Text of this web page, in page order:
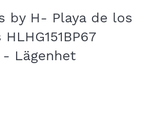
by H- Playa de los
- Lägenhet